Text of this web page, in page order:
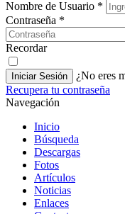
Nombre de Usuario *
Contraseña *
Recordar
Iniciar Sesión ¿No eres
Recupera tu contraseña
Navegación
Inicio
Búsqueda
Descargas
Fotos
Artículos
Noticias
Enlaces